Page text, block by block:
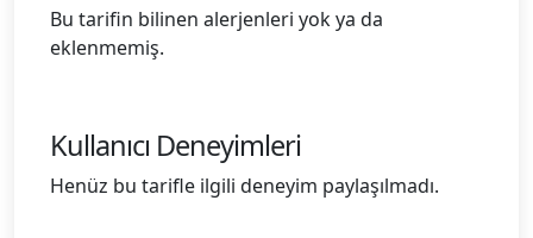
Bu tarifin bilinen alerjenleri yok ya da
eklenmemiş.
Kullanıcı Deneyimleri
Henüz bu tarifle ilgili deneyim paylaşılmadı.